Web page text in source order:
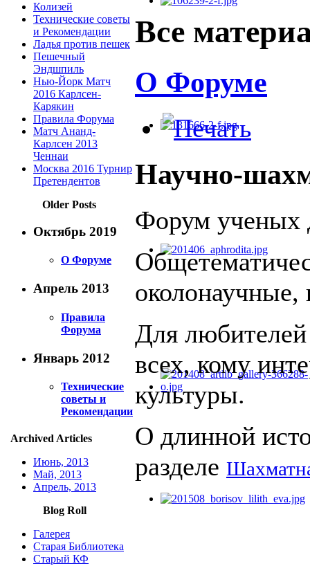
Колизей
Технические советы
и Рекомендации
Ладья против пешек
Пешечный
Эндшпиль
Нью-Йорк Матч
2016 Карлсен-
Карякин
Правила Форума
Матч Ананд-
Карлсен 2013
Ченнаи
Москва 2016 Турнир
Претендентов
Older Posts
Октябрь 2019
О Форуме
Апрель 2013
Правила
Форума
Январь 2012
Технические
советы и
Рекомендации
Archived Articles
Июнь, 2013
Май, 2013
Апрель, 2013
Blog Roll
Галерея
Старая Библиотека
Старый КФ
Все
О Форуме
Научно-
Форум ученых
Для
всех, кому
культуры.
О длинной
разделе